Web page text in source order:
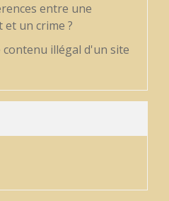
entre une
un crime ?
illégal d'un site